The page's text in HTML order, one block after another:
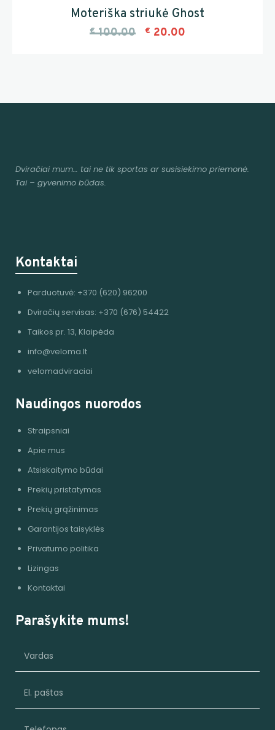
Moteriška striukė Ghost
€ 100.00 € 20.00
Dviračiai mum… tai ne tik sportas ar susisiekimo priemonė.
Tai – gyvenimo būdas.
Kontaktai
Parduotuvė: +370 (620) 96200
Dviračių servisas: +370 (676) 54422
Taikos pr. 13, Klaipėda
info@veloma.lt
velomadviraciai
Naudingos nuorodos
Straipsniai
Apie mus
Atsiskaitymo būdai
Prekių pristatymas
Prekių grąžinimas
Garantijos taisyklės
Privatumo politika
Lizingas
Kontaktai
Parašykite mums!